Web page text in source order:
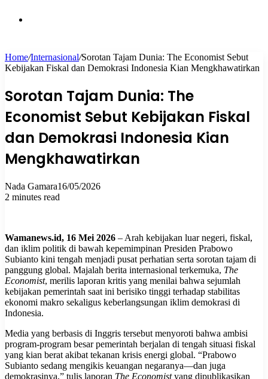
for
Home/Internasional/Sorotan Tajam Dunia: The Economist Sebut
Kebijakan Fiskal dan Demokrasi Indonesia Kian Mengkhawatirkan
Sorotan Tajam Dunia: The
Economist Sebut Kebijakan Fiskal
dan Demokrasi Indonesia Kian
Mengkhawatirkan
Nada Gamara16/05/2026
2 minutes read
Wamanews.id, 16 Mei 2026 – Arah kebijakan luar negeri, fiskal,
dan iklim politik di bawah kepemimpinan Presiden Prabowo
Subianto kini tengah menjadi pusat perhatian serta sorotan tajam di
panggung global. Majalah berita internasional terkemuka, The
Economist, merilis laporan kritis yang menilai bahwa sejumlah
kebijakan pemerintah saat ini berisiko tinggi terhadap stabilitas
ekonomi makro sekaligus keberlangsungan iklim demokrasi di
Indonesia.
Media yang berbasis di Inggris tersebut menyoroti bahwa ambisi
program-program besar pemerintah berjalan di tengah situasi fiskal
yang kian berat akibat tekanan krisis energi global. “Prabowo
Subianto sedang mengikis keuangan negaranya—dan juga
demokrasinya,” tulis laporan The Economistyang dipublikasikan